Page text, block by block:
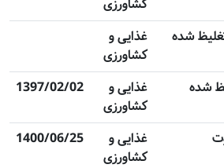
کشاورزی
شده
غذایی و
کشاورزی
شده
غذایی و
کشاورزی
1397/02/02
غذایی و
کشاورزی
1400/06/25